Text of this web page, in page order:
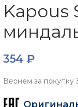
Kapous
354 ₽
Вернем за покупку